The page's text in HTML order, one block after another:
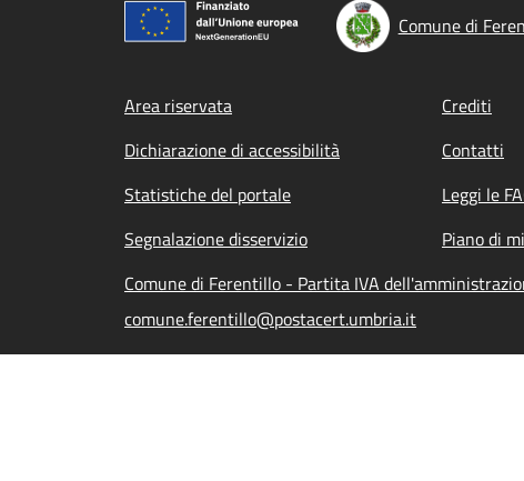
Comune di
Footer menu
Area riservata Crediti
Dichiarazione di accessibilità
Contatti
Statistiche del portale
Leggi le
Segnalazione disservizio
Piano di
Comune di Ferentillo - Partita IVA
comune.ferentillo@postacert.umbria.it